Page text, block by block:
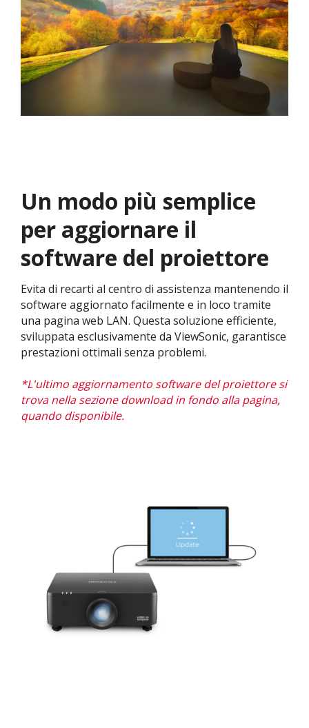
Un modo più semplice
per aggiornare il
software del proiettore​
Evita di recarti al centro di assistenza mantenendo il
software aggiornato facilmente e in loco tramite
una pagina web LAN. Questa soluzione efficiente,
sviluppata esclusivamente da ViewSonic, garantisce
prestazioni ottimali senza problemi. ​
*L'ultimo aggiornamento software del proiettore si
trova nella sezione download in fondo alla pagina,
quando disponibile.